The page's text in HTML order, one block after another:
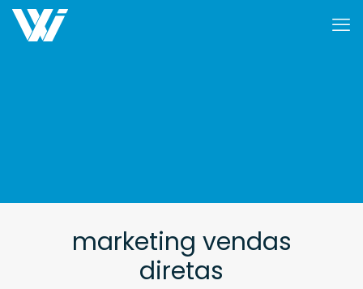
marketing vendas
diretas